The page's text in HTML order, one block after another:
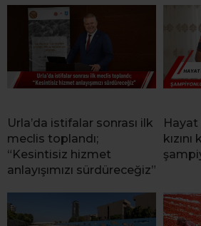
Urla’da istifalar sonrası ilk
meclis toplandı;
“Kesintisiz hizmet
anlayışımızı sürdüreceğiz”
Hayat